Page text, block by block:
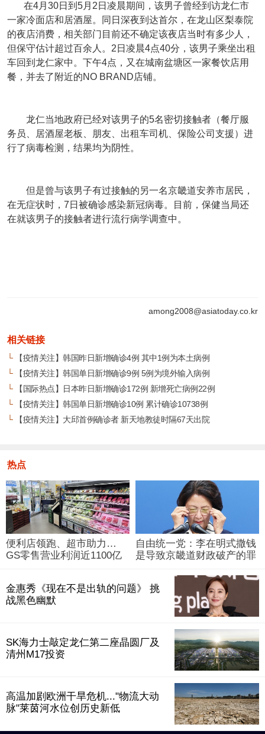
在4月30日到5月2日凌晨期间，该男子曾经到访龙仁市
一家冷面店和居酒屋。同日深夜到达首尔，在龙山区梨泰院
的夜店消费，相关部门目前还不确定该夜店当时有多少人，
但保守估计超过百余人。2日凌晨4点40分，该男子乘坐出租
车回到龙仁家中。下午4点，又在城南盆塘区一家餐饮店用
餐，并去了附近的NO BRAND店铺。
龙仁当地政府已经对该男子的5名密切接触者（餐厅服
务员、居酒屋老板、朋友、出租车司机、保险公司支援）进
行了病毒检测，结果均为阴性。
但是曾与该男子有过接触的另一名京畿道安养市居民，
在无症状时，7日被确诊感染新冠病毒。目前，保健当局还
在就该男子的接触者进行流行病学调查中。
among2008@asiatoday.co.kr
相关链接
└【疫情关注】韩国昨日新增确诊4例 其中1例为本土病例
└【疫情关注】韩国单日新增确诊9例 5例为境外输入病例
└【国际热点】日本昨日新增确诊172例 新增死亡病例22例
└【疫情关注】韩国单日新增确诊10例 累计确诊10738例
└【疫情关注】大邱首例确诊者 新天地教徒时隔67天出院
热点
便利店领跑、超市助力…
GS零售营业利润近1100亿
自由统一党：李在明式撒钱
是导致京畿道财政破产的罪
金惠秀《现在不是出轨的问题》 挑
战黑色幽默
SK海力士敲定龙仁第二座晶圆厂及
清州M17投资
高温加剧欧洲干旱危机..."物流大动
脉"莱茵河水位创历史新低